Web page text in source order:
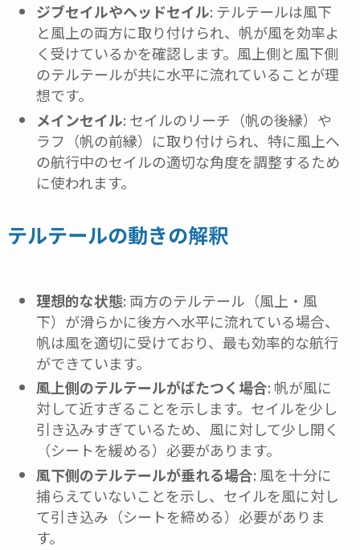
ジブセイルやヘッドセイル: テルテールは風下
と風上の両方に取り付けられ、帆が風を効率よ
く受けているかを確認します。風上側と風下側
のテルテールが共に水平に流れていることが理
想です。
メインセイル: セイルのリーチ（帆の後縁）や
ラフ（帆の前縁）に取り付けられ、特に風上へ
の航行中のセイルの適切な角度を調整するため
に使われます。
テルテールの動きの解釈
理想的な状態: 両方のテルテール（風上・風
下）が滑らかに後方へ水平に流れている場合、
帆は風を適切に受けており、最も効率的な航行
ができています。
風上側のテルテールがばたつく場合: 帆が風に
対して近すぎることを示します。セイルを少し
引き込みすぎているため、風に対して少し開く
（シートを緩める）必要があります。
風下側のテルテールが垂れる場合: 風を十分に
捕らえていないことを示し、セイルを風に対し
て引き込み（シートを締める）必要がありま
す。